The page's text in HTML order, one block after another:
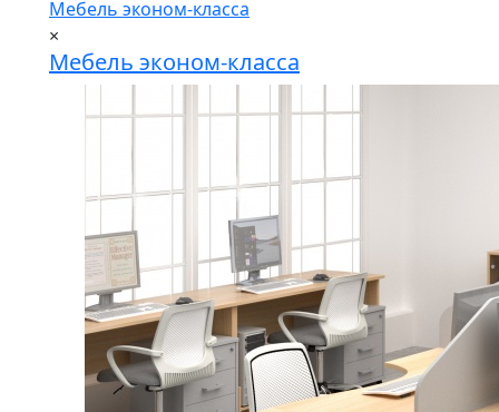
Мебель эконом-класса
×
Мебель эконом-класса